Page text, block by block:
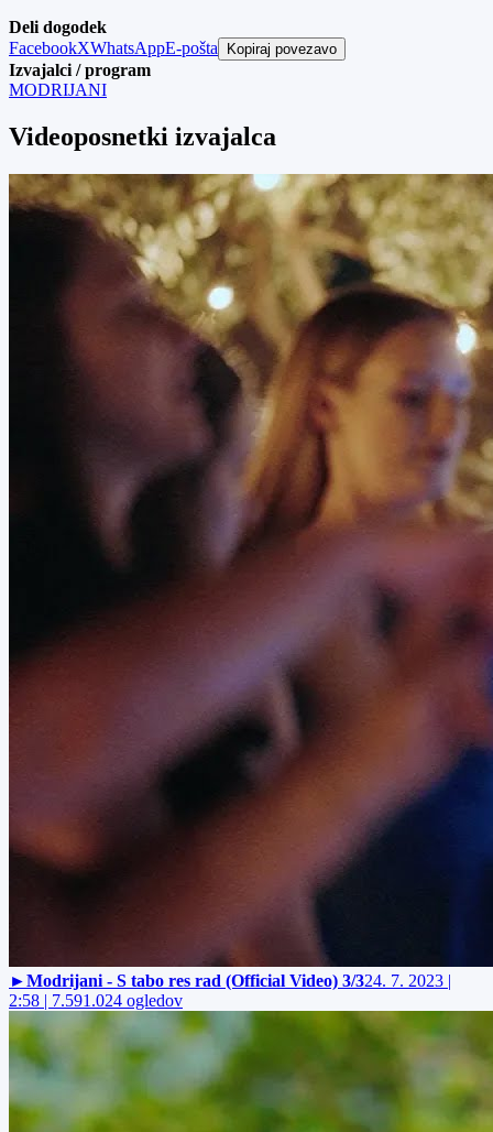
Deli dogodek
FacebookXWhatsAppE-pošta Kopiraj povezavo
Izvajalci / program
MODRIJANI
Videoposnetki izvajalca
►Modrijani - S tabo res rad (Official Video) 3/324. 7. 2023 |
2:58 | 7.591.024 ogledov